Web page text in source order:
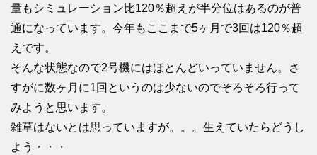
量もシミュレーション比120％超えが半分位はあるのが普
通になっています。今年もここまで5ヶ月で3回は120％超
えです。
そんな状態なので2号機にはほとんどいっていません。さ
すがに数ヶ月に1回というのは少ないのでそろそろ行って
みようと思います。
雑草はないとは思っていますが。。。生えていたらどうし
よう・・・